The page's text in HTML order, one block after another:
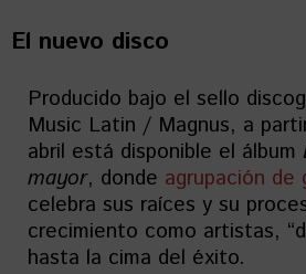
El nuevo disco
Producido bajo el sello
Music Latin / Magnus, a
abril está disponible el álbum
mayor, donde agrupación de
celebra sus raíces y su
crecimiento como artistas,
hasta la cima del éxito.